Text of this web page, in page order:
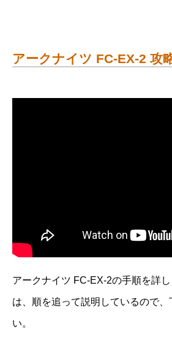
アークナイツ FC-EX-2 攻
アークナイツ FC-EX-2の手順を詳
は、順を追って説明しているので、
い。